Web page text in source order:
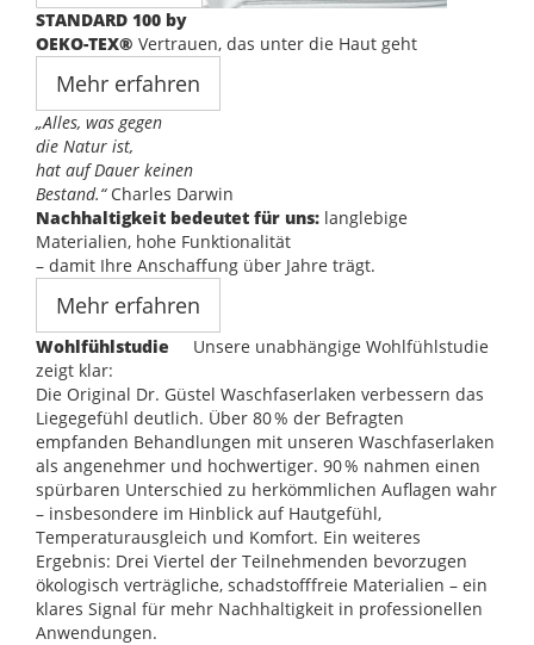
STANDARD 100 by
OEKO-TEX® Vertrauen, das unter die Haut geht
Mehr erfahren
„Alles, was gegen
die Natur ist,
hat auf Dauer keinen
Bestand.“ Charles Darwin
Nachhaltigkeit bedeutet für uns: langlebige
Materialien, hohe Funktionalität
– damit Ihre Anschaffung über Jahre trägt.
Mehr erfahren
Wohlfühlstudie
Unsere unabhängige Wohlfühlstudie
zeigt klar:
Die Original Dr. Güstel Waschfaserlaken verbessern das
Liegegefühl deutlich. Über 80 % der Befragten
empfanden Behandlungen mit unseren Waschfaserlaken
als angenehmer und hochwertiger. 90 % nahmen einen
spürbaren Unterschied zu herkömmlichen Auflagen wahr
– insbesondere im Hinblick auf Hautgefühl,
Temperaturausgleich und Komfort. Ein weiteres
Ergebnis: Drei Viertel der Teilnehmenden bevorzugen
ökologisch verträgliche, schadstofffreie Materialien – ein
klares Signal für mehr Nachhaltigkeit in professionellen
Anwendungen.